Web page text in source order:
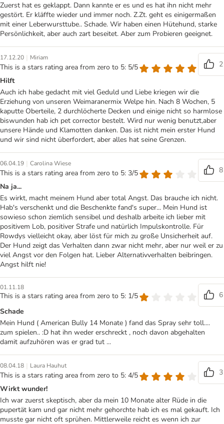
Zuerst hat es geklappt. Dann kannte er es und es hat ihn nicht mehr
gestört. Er kläffte wieder und immer noch. Z.Zt. geht es einigermaßen
mit einer Leberwursttube.. Schade. Wir haben einen Hütehund, starke
Persönlichkeit, aber auch zart beseitet. Aber zum Probieren geeignet.
17.12.20 | Miriam
This is a stars rating area from zero to 5: 5/5
2
Hilft
Auch ich habe gedacht mit viel Geduld und Liebe kriegen wir die
Erziehung von unseren Weimaranermix Welpe hin. Nach 8 Wochen, 5
kaputte Oberteile, 2 durchlöcherte Decken und einige nicht so harmlose
biswunden hab ich pet corrector bestelt. Wird nur wenig benutzt,aber
unsere Hände und Klamotten danken. Das ist nicht mein erster Hund
und wir sind nicht überfordert, aber alles hat seine Grenzen.
06.04.19 | Carolina Wiese
This is a stars rating area from zero to 5: 3/5
8
Na ja...
Es wirkt, macht meinem Hund aber total Angst. Das brauche ich nicht.
Hab's verschenkt und die Beschenkte fand's super... Mein Hund ist
sowieso schon ziemlich sensibel und deshalb arbeite ich lieber mit
positivem Lob, positiver Strafe und natürlich Impulskontrolle. Für
Rowdys vielleicht okay, aber löst für mich zu große Unsicherheit auf.
Der Hund zeigt das Verhalten dann zwar nicht mehr, aber nur weil er zu
viel Angst vor den Folgen hat. Lieber Alternativverhalten beibringen.
Angst hilft nie!
01.11.18
This is a stars rating area from zero to 5: 1/5
6
Schade
Mein Hund ( American Bully 14 Monate ) fand das Spray sehr toll....
zum spielen.. :D hat ihn weder erschreckt , noch davon abgehalten
damit aufzuhören was er grad tut ...
08.04.18 | Laura Hauhut
This is a stars rating area from zero to 5: 4/5
3
Wirkt wunder!
Ich war zuerst skeptisch, aber da mein 10 Monate alter Rüde in die
pupertät kam und gar nicht mehr gehorchte hab ich es mal gekauft. Ich
musste gar nicht oft sprühen. Mittlerweile reicht es wenn ich zur